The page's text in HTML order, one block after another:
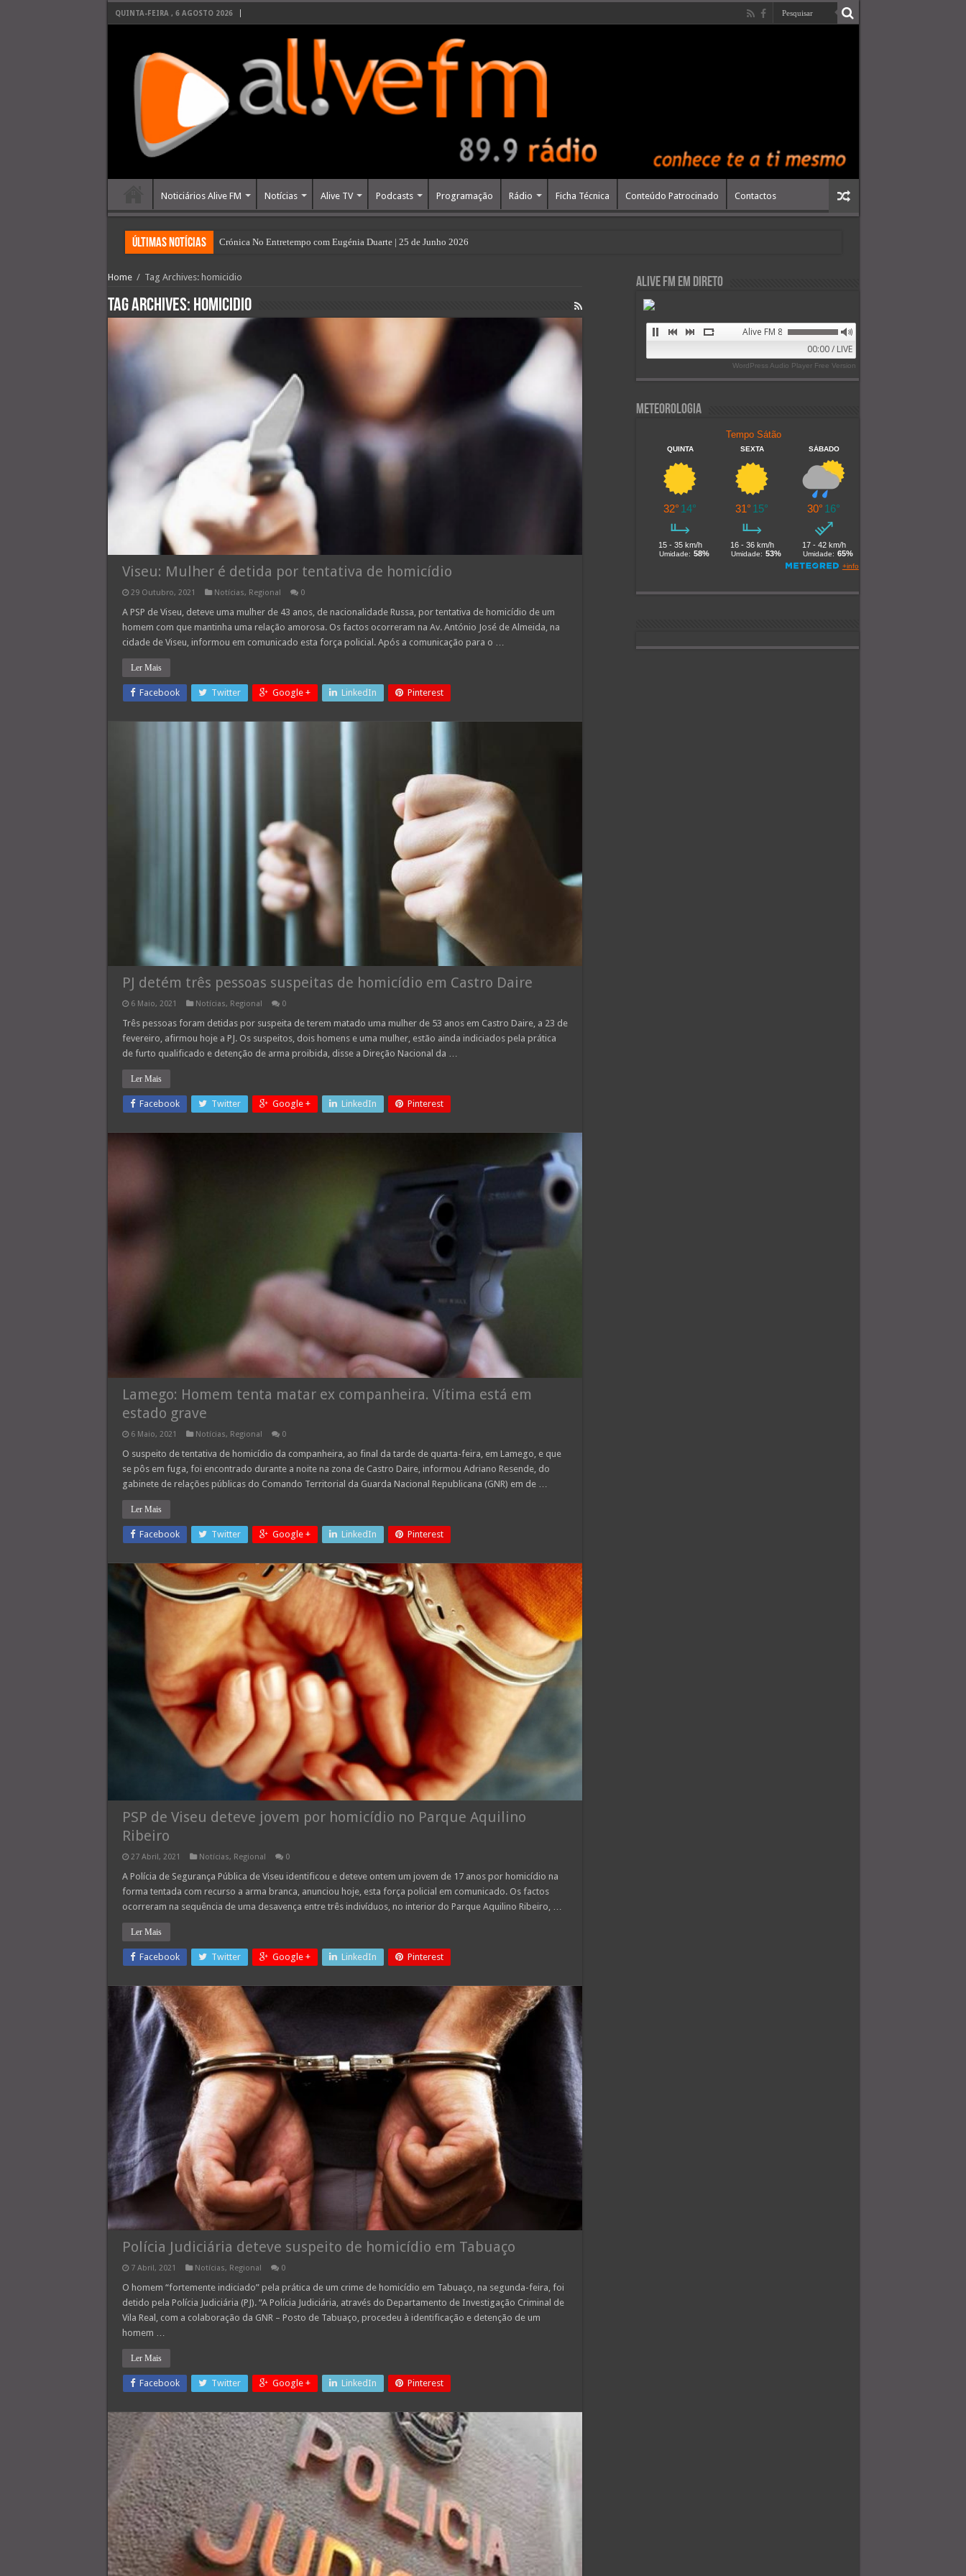
QUINTA-FEIRA , 6 AGOSTO 2026
Noticiários Alive FM Notícias Alive TV Podcasts Programação Rádio Ficha Técnica Conteúdo Patrocinado Contactos
últimas Notícias Crónica No Entretempo com Eugénia Duarte | 25 de Junho 2026
Câmara de Viseu assegura abastecimento de água caso motor da ETA de Fagilde falhe
Home / Tag Archives: homicidio
Tag Archives: homicidio
Viseu: Mulher é detida por tentativa de homicídio
29 Outubro, 2021 Notícias, Regional 0
A PSP de Viseu, deteve uma mulher de 43 anos, de nacionalidade Russa, por tentativa de homicídio de um
homem com que mantinha uma relação amorosa. Os factos ocorreram na Av. António José de Almeida, na
cidade de Viseu, informou em comunicado esta força policial. Após a comunicação para o …
Ler Mais
Facebook Twitter Google + LinkedIn Pinterest
PJ detém três pessoas suspeitas de homicídio em Castro Daire
6 Maio, 2021 Notícias, Regional 0
Três pessoas foram detidas por suspeita de terem matado uma mulher de 53 anos em Castro Daire, a 23 de
fevereiro, afirmou hoje a PJ. Os suspeitos, dois homens e uma mulher, estão ainda indiciados pela prática
de furto qualificado e detenção de arma proibida, disse a Direção Nacional da …
Ler Mais
Facebook Twitter Google + LinkedIn Pinterest
Lamego: Homem tenta matar ex companheira. Vítima está em
estado grave
6 Maio, 2021 Notícias, Regional 0
O suspeito de tentativa de homicídio da companheira, ao final da tarde de quarta-feira, em Lamego, e que
se pôs em fuga, foi encontrado durante a noite na zona de Castro Daire, informou Adriano Resende, do
gabinete de relações públicas do Comando Territorial da Guarda Nacional Republicana (GNR) em de …
Ler Mais
Facebook Twitter Google + LinkedIn Pinterest
PSP de Viseu deteve jovem por homicídio no Parque Aquilino
Ribeiro
27 Abril, 2021 Notícias, Regional 0
A Polícia de Segurança Pública de Viseu identificou e deteve ontem um jovem de 17 anos por homicídio na
forma tentada com recurso a arma branca, anunciou hoje, esta força policial em comunicado. Os factos
ocorreram na sequência de uma desavença entre três indivíduos, no interior do Parque Aquilino Ribeiro, …
Ler Mais
Facebook Twitter Google + LinkedIn Pinterest
Polícia Judiciária deteve suspeito de homicídio em Tabuaço
7 Abril, 2021 Notícias, Regional 0
O homem “fortemente indiciado” pela prática de um crime de homicídio em Tabuaço, na segunda-feira, foi
detido pela Polícia Judiciária (PJ). “A Polícia Judiciária, através do Departamento de Investigação Criminal de
Vila Real, com a colaboração da GNR – Posto de Tabuaço, procedeu à identificação e detenção de um
homem …
Ler Mais
Facebook Twitter Google + LinkedIn Pinterest
Alive FM em Direto
Alive FM 89.9
00:00 / LIVE
WordPress Audio Player Free Version
Meteorologia